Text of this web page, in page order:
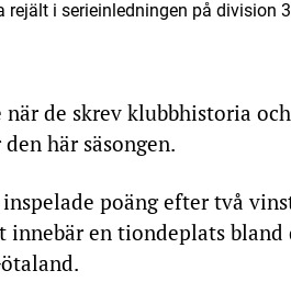
i serieinledningen på
de skrev klubbhistoria och
här säsongen.
poäng efter två
en tiondeplats bland